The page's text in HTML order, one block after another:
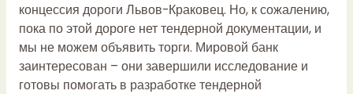
концессия дороги Львов-Краковец. Но, к сожалению,
пока по этой дороге нет тендерной документации, и
мы не можем объявить торги. Мировой банк
заинтересован – они завершили исследование и
готовы помогать в разработке тендерной